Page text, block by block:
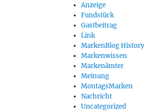
Anzeige
Fundstück
Gastbeitrag
Link
MarkenBlog History
Markenwissen
Markenämter
Meinung
MontagsMarken
Nachricht
Uncategorized